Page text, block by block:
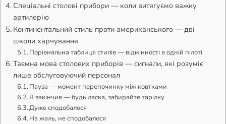
Спеціальні столові прибори — коли витягуємо важку
артилерію
Континентальний стиль проти американського — дві
школи харчування
Порівняльна таблиця стилів — відмінності в одній пілоті
Таємна мова столових приборів — сигнали, які розуміє
лише обслуговуючий персонал
Пауза — момент перепочинку між ковтками
Я закінчив — будь ласка, забирайте тарілку
Дуже сподобалося
На жаль, не сподобалося